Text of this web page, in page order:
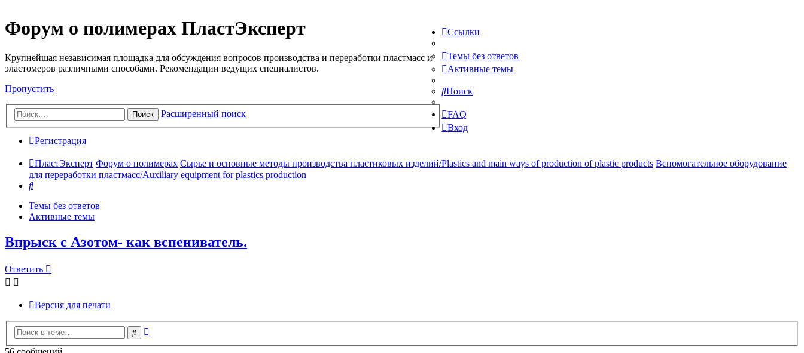
Форум о полимерах ПластЭксперт
Крупнейшая независимая площадка для обсуждения вопросов производства и переработки пластмасс и
эластомеров различными способами. Рекомендации ведущих специалистов.
Пропустить
Поиск Расширенный поиск
Ссылки
Темы без ответов
Активные темы
Поиск
FAQ
Вход
Регистрация
ПластЭксперт Форум о полимерах Сырье и основные методы производства пластиковых изделий/Plastics and main ways of production of plastic products Вспомогательное оборудование
для переработки пластмасс/Auxiliary equipment for plastics production
Поиск
Темы без ответов
Активные темы
Впрыск с Азотом- как вспениватель.
Ответить
Версия для печати
Поиск